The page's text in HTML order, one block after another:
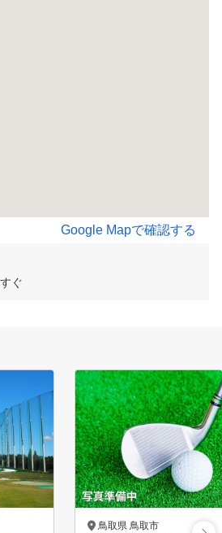
Google Mapで確認する
ぐ
鳥取県 鳥取市